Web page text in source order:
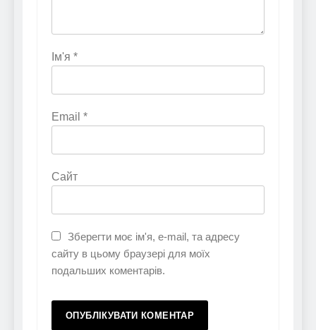
Ім'я *
Email *
Сайт
Зберегти моє ім'я, e-mail, та адресу
сайту в цьому браузері для моїх
подальших коментарів.